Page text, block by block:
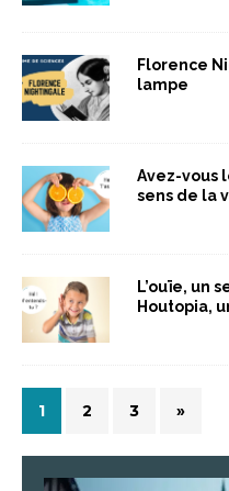
Florence
lampe
Avez-vous
sens de la
L’ouïe, un
Houtopia,
1 2 3 »